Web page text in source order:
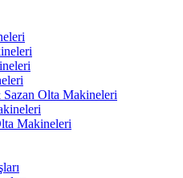
Olta Makineleri
Makineleri